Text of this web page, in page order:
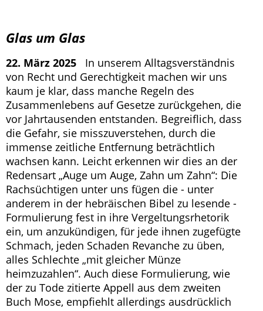
Glas um Glas
22. März 2025 In unserem Alltagsverständnis
von Recht und Gerechtigkeit machen wir uns
kaum je klar, dass manche Regeln des
Zusammenlebens auf Gesetze zurückgehen, die
vor Jahrtausenden entstanden. Begreiflich, dass
die Gefahr, sie misszuverstehen, durch die
immense zeitliche Entfernung beträchtlich
wachsen kann. Leicht erkennen wir dies an der
Redensart „Auge um Auge, Zahn um Zahn“: Die
Rachsüchtigen unter uns fügen die - unter
anderem in der hebräischen Bibel zu lesende -
Formulierung fest in ihre Vergeltungsrhetorik
ein, um anzukündigen, für jede ihnen zugefügte
Schmach, jeden Schaden Revanche zu üben,
alles Schlechte „mit gleicher Münze
heimzuzahlen“. Auch diese Formulierung, wie
der zu Tode zitierte Appell aus dem zweiten
Buch Mose, empfiehlt allerdings ausdrücklich